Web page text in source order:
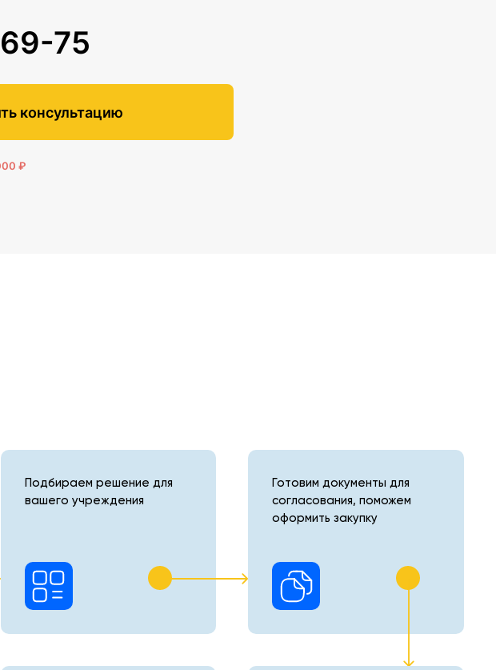
консультацию
75
₽
Подбираем решение для
вашего учреждения
Готовим документы для
согласования, поможем
оформить закупку